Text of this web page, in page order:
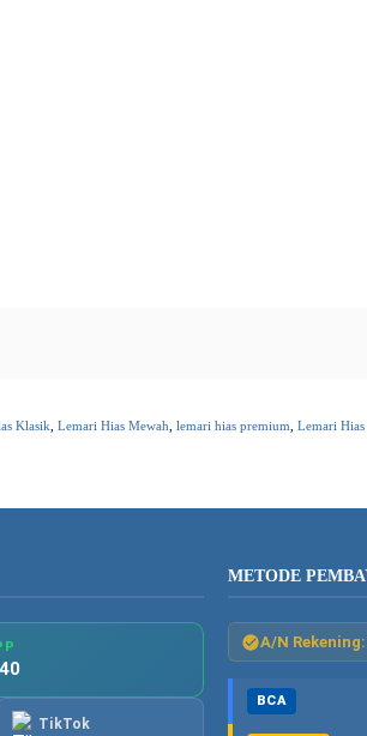
Klasik Lemari Hias Mewah lemari hias premium Lemari
TikTok
METODE
A/N Rekening:
BCA